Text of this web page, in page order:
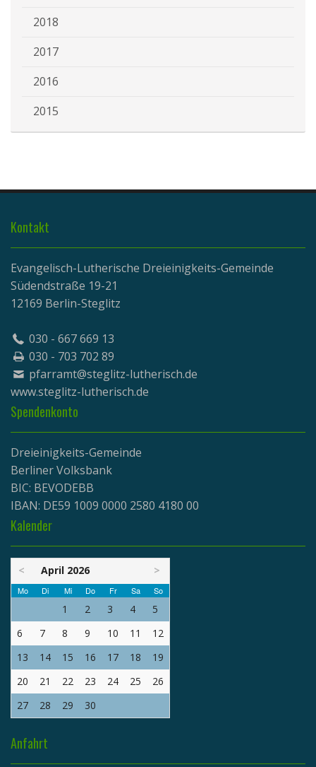
2018
2017
2016
2015
Kontakt
Evangelisch-Lutherische Dreieinigkeits-Gemeinde
Südendstraße 19-21
12169 Berlin-Steglitz
030 - 667 669 13
030 - 703 702 89
pfarramt@steglitz-lutherisch.de
www.steglitz-lutherisch.de
Spendenkonto
Dreieinigkeits-Gemeinde
Berliner Volksbank
BIC: BEVODEBB
IBAN: DE59 1009 0000 2580 4180 00
Kalender
< April 2026 >
Mo Di Mi Do Fr Sa So
1 2 3 4
5
6
7 8 9 10 11
12
13
14 15 16 17 18
19
20
21 22 23 24 25
26
27
28 29 30
Anfahrt